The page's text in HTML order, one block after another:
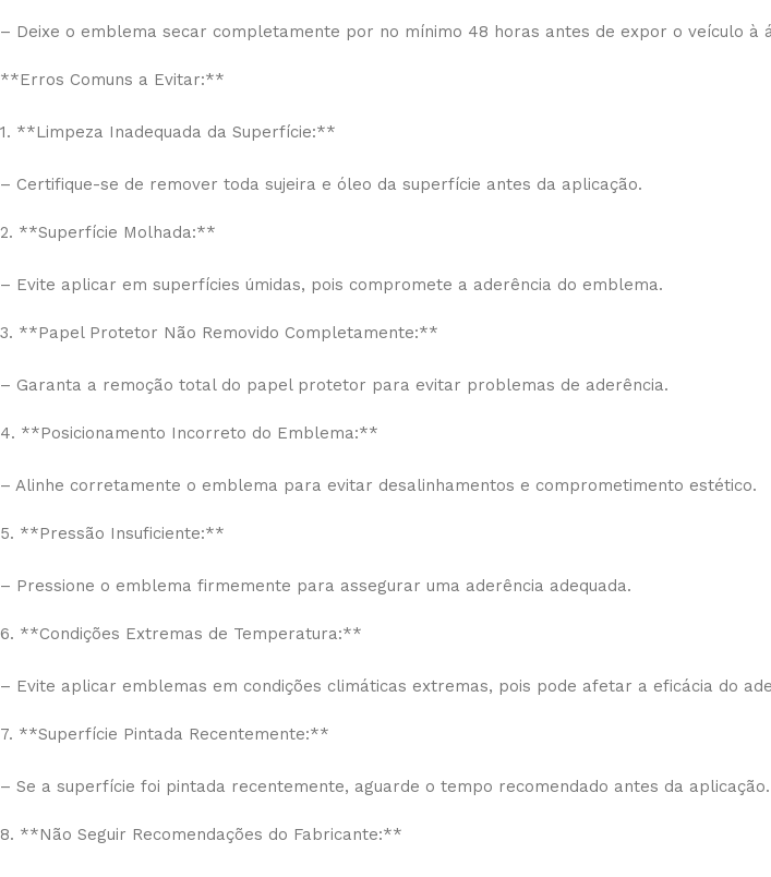
– Deixe o emblema secar completamente por no mínimo 48 horas antes de expor o veículo à
**Erros Comuns a Evitar:**
1. **Limpeza Inadequada da Superfície:**
– Certifique-se de remover toda sujeira e óleo da superfície antes da aplicação.
2. **Superfície Molhada:**
– Evite aplicar em superfícies úmidas, pois compromete a aderência do emblema.
3. **Papel Protetor Não Removido Completamente:**
– Garanta a remoção total do papel protetor para evitar problemas de aderência.
4. **Posicionamento Incorreto do Emblema:**
– Alinhe corretamente o emblema para evitar desalinhamentos e comprometimento estético.
5. **Pressão Insuficiente:**
– Pressione o emblema firmemente para assegurar uma aderência adequada.
6. **Condições Extremas de Temperatura:**
– Evite aplicar emblemas em condições climáticas extremas, pois pode afetar a eficácia do
7. **Superfície Pintada Recentemente:**
– Se a superfície foi pintada recentemente, aguarde o tempo recomendado antes da aplicação.
8. **Não Seguir Recomendações do Fabricante:**